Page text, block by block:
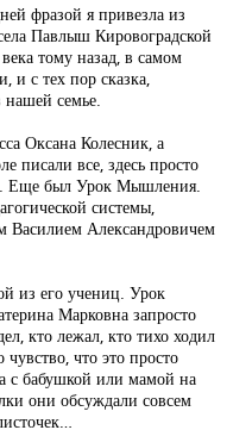
фразой я привезла из
Павлыш Кировоградской
тому назад, в самом
и с тех пор сказка,
семье.
Оксана Колесник, а
писали все, здесь просто
Еще был Урок Мышления.
системы,
Василием Александровичем
из его учениц. Урок
Марковна запросто
кто лежал, кто тихо ходил
что это просто
с бабушкой или мамой на
они обсуждали совсем